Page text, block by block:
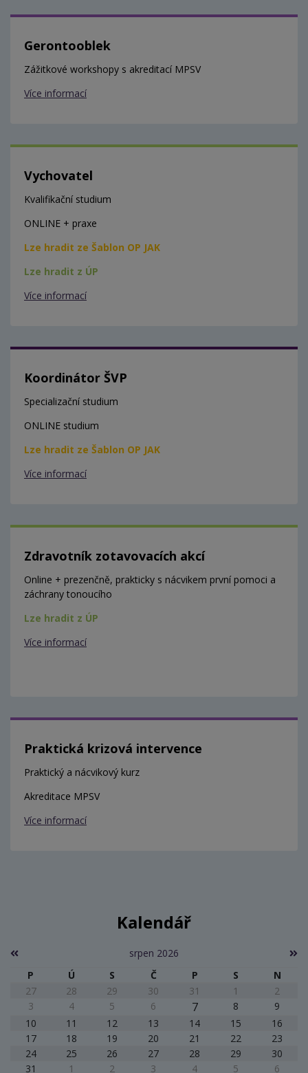
Gerontooblek
Zážitkové workshopy s akreditací MPSV
Více informací
Vychovatel
Kvalifikační studium
ONLINE + praxe
Lze hradit ze Šablon OP JAK
Lze hradit z ÚP
Více informací
Koordinátor ŠVP
Specializační studium
ONLINE studium
Lze hradit ze Šablon OP JAK
Více informací
Zdravotník zotavovacích akcí
Online + prezenčně, prakticky s nácvikem první pomoci a
záchrany tonoucího
Lze hradit z ÚP
Více informací
Praktická krizová intervence
Praktický a nácvikový kurz
Akreditace MPSV
Více informací
Kalendář
srpen 2026
P
Ú S Č P S
N
27
28 29 30 31 1
2
3
4 5 6 7 8
9
10
11 12 13 14 15
16
17
18 19 20 21 22
23
24
25 26 27 28 29
30
31
1 2 3 4 5 6